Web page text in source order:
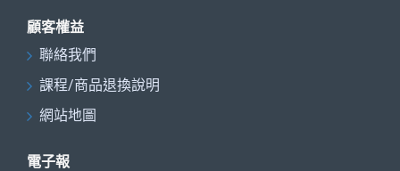
顧客權益
聯絡我們
課程/商品退換說明
網站地圖
電子報